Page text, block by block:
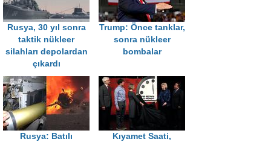
Rusya, 30 yıl sonra
taktik nükleer
silahları depolardan
çıkardı
Trump: Önce tanklar,
sonra nükleer
bombalar
Rusya: Batılı
Kıyamet Saati,